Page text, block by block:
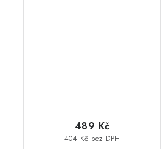
404 Kč bez DPH
489 Kč